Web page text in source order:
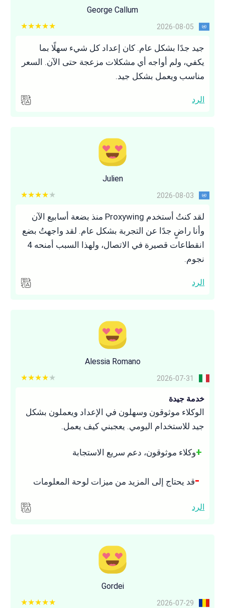
George Callum
2026-08-05
5 out of 5
جيد جدًا بشكل عام. كان إعداد كل شيء سهلًا بما
يكفي، ولم أواجه أي مشكلات مزعجة حتى الآن. السعر
مناسب ويعمل بشكل جيد.
الرد
Julien
2026-08-03
4 out of 5
لقد كنتُ أستخدم Proxywing منذ بضعة أسابيع الآن
وأنا راضٍ جدًا عن التجربة بشكل عام. لقد واجهتُ بضع
انقطاعات قصيرة في الاتصال، ولهذا السبب أمنحه 4
نجوم.
الرد
Alessia Romano
2026-07-31
4 out of 5
خدمة جيدة
الوكلاء موثوقون وسهلون في الإعداد ويعملون بشكل
جيد للاستخدام اليومي. يعجبني كيف يعمل.
وكلاء موثوقون، دعم سريع الاستجابة
قد يحتاج إلى المزيد من ميزات لوحة المعلومات
الرد
Gordei
2026-07-29
5 out of 5